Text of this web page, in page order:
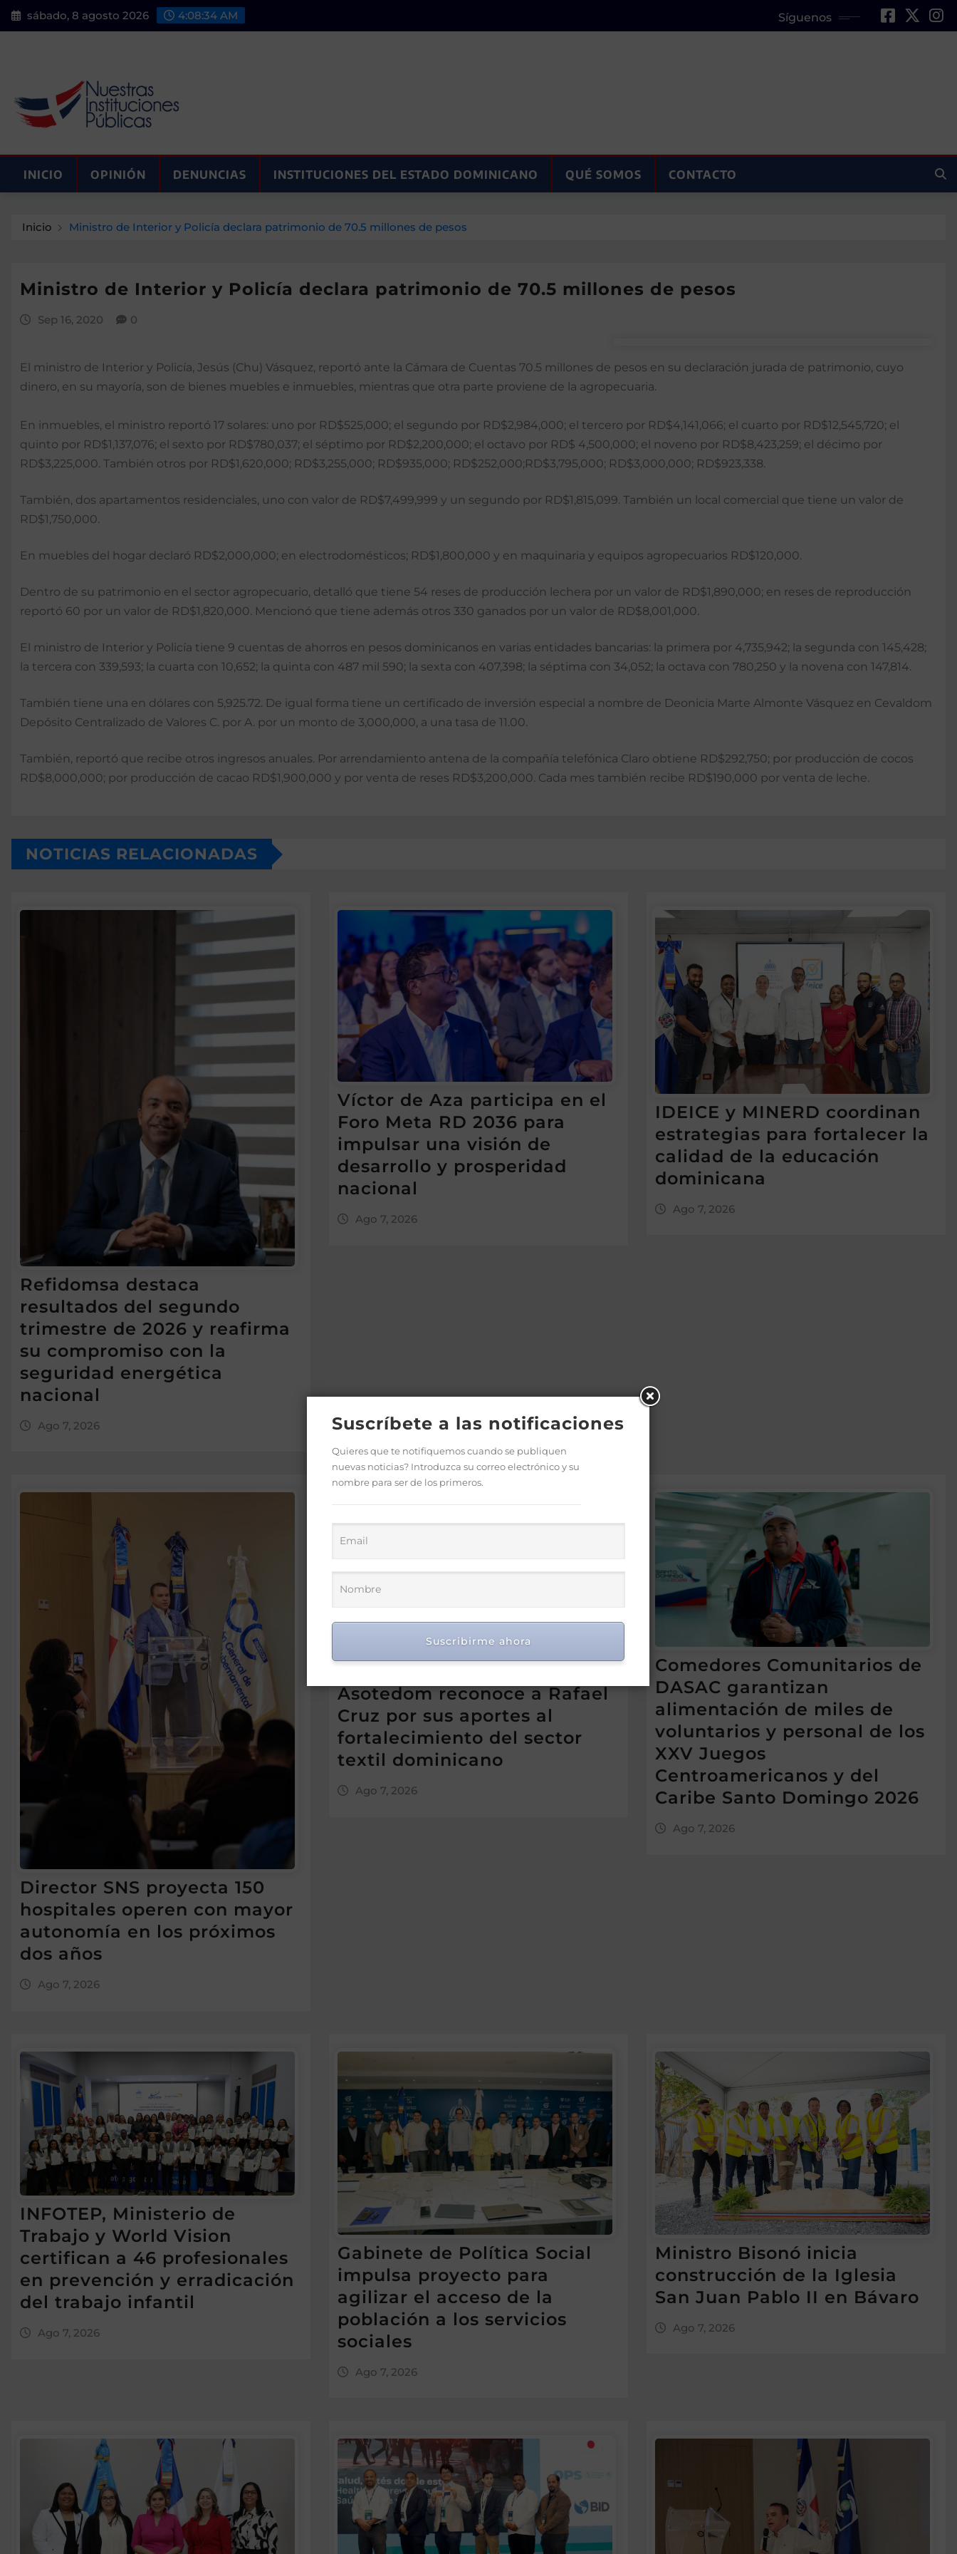
Saltar
al
sábado, 8 agosto 2026 4:08:35 AM Síguenos
INICIO OPINIÓN DENUNCIAS INSTITUCIONES DEL ESTADO DOMINICANO QUÉ SOMOS CONTACTO
Inicio Ministro de Interior y Policía declara patrimonio de 70.5 millones de pesos
Ministro de Interior y Policía declara patrimonio de 70.5 millones de pesos
Sep 16, 2020 0
El ministro de Interior y Policía, Jesús (Chu) Vásquez, reportó ante la Cámara de Cuentas 70.5 millones de pesos en su declaración jurada de patrimonio, cuyo
dinero, en su mayoría, son de bienes muebles e inmuebles, mientras que otra parte proviene de la agropecuaria.
En inmuebles, el ministro reportó 17 solares: uno por RD$525,000; el segundo por RD$2,984,000; el tercero por RD$4,141,066; el cuarto por RD$12,545,720; el
quinto por RD$1,137,076; el sexto por RD$780,037; el séptimo por RD$2,200,000; el octavo por RD$ 4,500,000; el noveno por RD$8,423,259; el décimo por
RD$3,225,000. También otros por RD$1,620,000; RD$3,255,000; RD$935,000; RD$252,000;RD$3,795,000; RD$3,000,000; RD$923,338.
También, dos apartamentos residenciales, uno con valor de RD$7,499,999 y un segundo por RD$1,815,099. También un local comercial que tiene un valor de
RD$1,750,000.
En muebles del hogar declaró RD$2,000,000; en electrodomésticos; RD$1,800,000 y en maquinaria y equipos agropecuarios RD$120,000.
Dentro de su patrimonio en el sector agropecuario, detalló que tiene 54 reses de producción lechera por un valor de RD$1,890,000; en reses de reproducción
reportó 60 por un valor de RD$1,820,000. Mencionó que tiene además otros 330 ganados por un valor de RD$8,001,000.
El ministro de Interior y Policía tiene 9 cuentas de ahorros en pesos dominicanos en varias entidades bancarias: la primera por 4,735,942; la segunda con 145,428;
la tercera con 339,593; la cuarta con 10,652; la quinta con 487 mil 590; la sexta con 407,398; la séptima con 34,052; la octava con 780,250 y la novena con 147,814.
También tiene una en dólares con 5,925.72. De igual forma tiene un certificado de inversión especial a nombre de Deonicia Marte Almonte Vásquez en Cevaldom
Depósito Centralizado de Valores C. por A. por un monto de 3,000,000, a una tasa de 11.00.
También, reportó que recibe otros ingresos anuales. Por arrendamiento antena de la compañía telefónica Claro obtiene RD$292,750; por producción de cocos
RD$8,000,000; por producción de cacao RD$1,900,000 y por venta de reses RD$3,200,000. Cada mes también recibe RD$190,000 por venta de leche.
NOTICIAS RELACIONADAS
Refidomsa destaca
resultados del segundo
trimestre de 2026 y reafirma
su compromiso con la
seguridad energética
nacional
Ago 7, 2026
Víctor de Aza participa en el
Foro Meta RD 2036 para
impulsar una visión de
desarrollo y prosperidad
nacional
Ago 7, 2026
IDEICE y MINERD coordinan
estrategias para fortalecer la
calidad de la educación
dominicana
Ago 7, 2026
Director SNS proyecta 150
hospitales operen con mayor
autonomía en los próximos
dos años
Ago 7, 2026
Asotedom reconoce a Rafael
Cruz por sus aportes al
fortalecimiento del sector
textil dominicano
Ago 7, 2026
Comedores Comunitarios de
DASAC garantizan
alimentación de miles de
voluntarios y personal de los
XXV Juegos
Centroamericanos y del
Caribe Santo Domingo 2026
Ago 7, 2026
INFOTEP, Ministerio de
Trabajo y World Vision
certifican a 46 profesionales
en prevención y erradicación
del trabajo infantil
Ago 7, 2026
Gabinete de Política Social
impulsa proyecto para
agilizar el acceso de la
población a los servicios
sociales
Ago 7, 2026
Ministro Bisonó inicia
construcción de la Iglesia
San Juan Pablo II en Bávaro
Ago 7, 2026
Suscríbete a las notificaciones
Quieres que te notifiquemos cuando se publiquen
nuevas noticias? Introduzca su correo electrónico y su
nombre para ser de los primeros.
Suscribirme ahora